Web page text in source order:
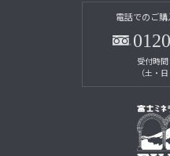
電話でのご
受付時
（土・